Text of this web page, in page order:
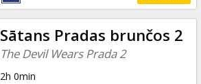
Sātans Pradas brunčos 2
The Devil Wears Prada 2
2h 0min